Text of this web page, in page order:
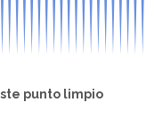
punto limpio